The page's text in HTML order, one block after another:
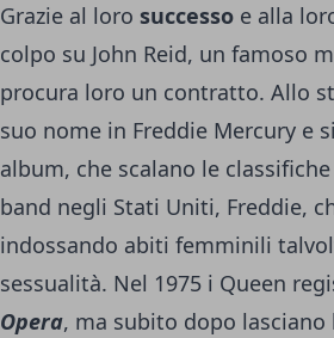
Grazie al loro successo e alla
colpo su John Reid, un famoso
procura loro un contratto. Allo
suo nome in Freddie Mercury e
album, che scalano le
band negli Stati Uniti, Freddie,
indossando abiti femminili
sessualità. Nel 1975 i Queen
Opera, ma subito dopo